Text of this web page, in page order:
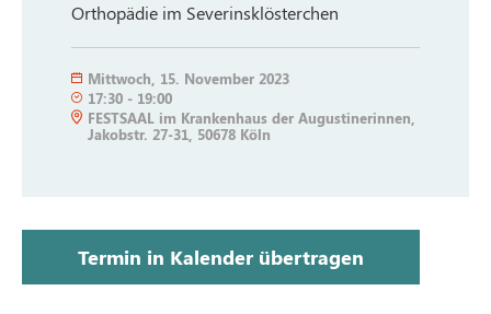
Orthopädie im Severinsklösterchen
Mittwoch 15. November 2023
17:30 - 19:00
FESTSAAL im Krankenhaus der Augustinerinnen,
Jakobstr. 27-31, 50678 Köln
Termin in Kalender übertragen